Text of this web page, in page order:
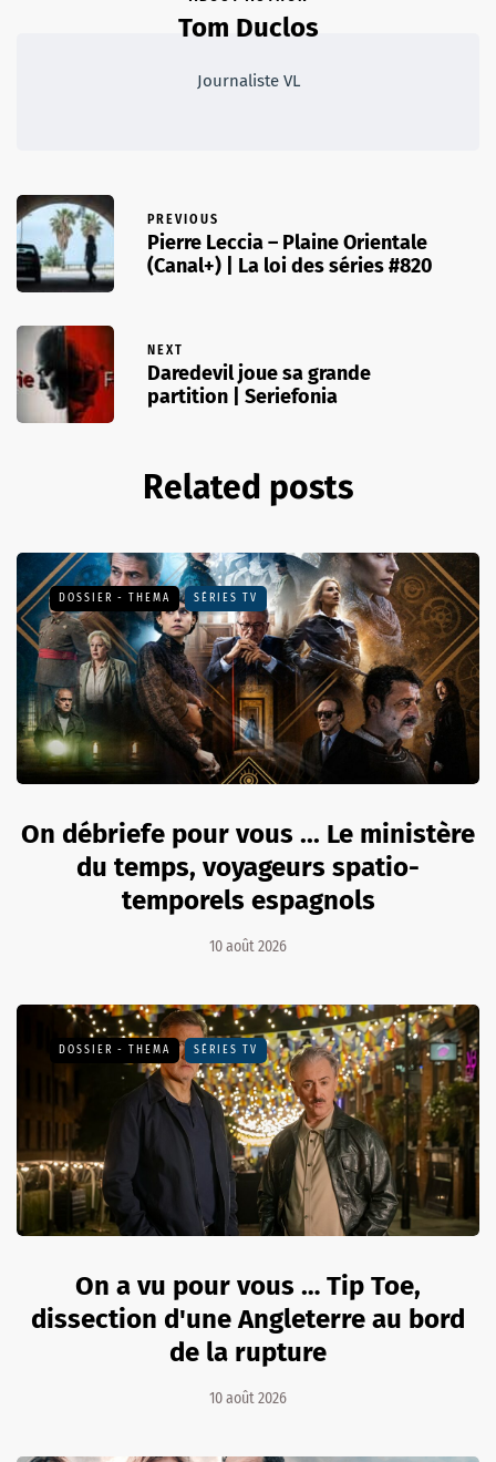
Tom Duclos
Journaliste VL
PREVIOUS
Pierre Leccia – Plaine Orientale
(Canal+) | La loi des séries #820
NEXT
Daredevil joue sa grande
partition | Seriefonia
Related posts
DOSSIER - THEMA SÉRIES TV
On débriefe pour vous ... Le ministère
du temps, voyageurs spatio-
temporels espagnols
10 août 2026
DOSSIER - THEMA SÉRIES TV
On a vu pour vous … Tip Toe,
dissection d'une Angleterre au bord
de la rupture
10 août 2026